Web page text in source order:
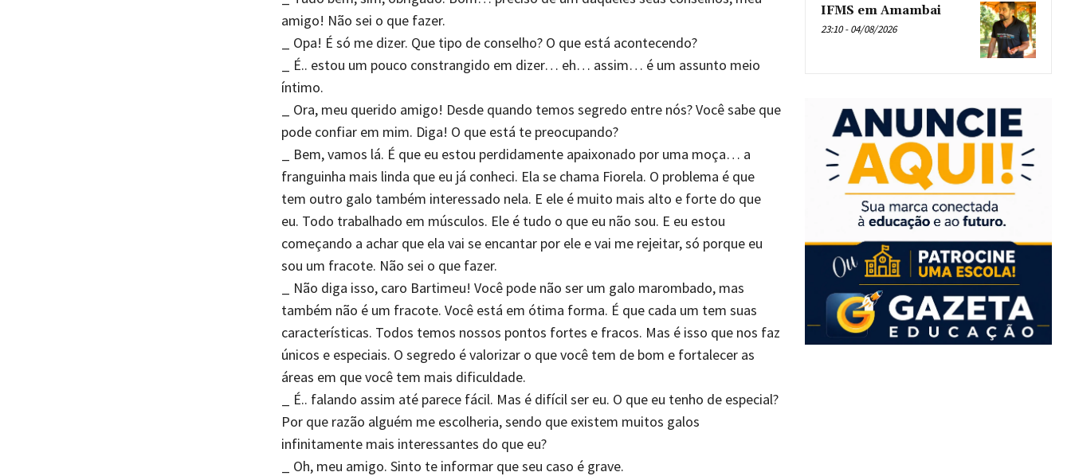
amigo! Não sei o que fazer.
_ Opa! É só me dizer. Que tipo de conselho? O que está acontecendo?
_ É.. estou um pouco constrangido em dizer… eh… assim… é um assunto meio
íntimo.
_ Ora, meu querido amigo! Desde quando temos segredo entre nós? Você sabe que
pode confiar em mim. Diga! O que está te preocupando?
_ Bem, vamos lá. É que eu estou perdidamente apaixonado por uma moça… a
franguinha mais linda que eu já conheci. Ela se chama Fiorela. O problema é que
tem outro galo também interessado nela. E ele é muito mais alto e forte do que
eu. Todo trabalhado em músculos. Ele é tudo o que eu não sou. E eu estou
começando a achar que ela vai se encantar por ele e vai me rejeitar, só porque eu
sou um fracote. Não sei o que fazer.
_ Não diga isso, caro Bartimeu! Você pode não ser um galo marombado, mas
também não é um fracote. Você está em ótima forma. É que cada um tem suas
características. Todos temos nossos pontos fortes e fracos. Mas é isso que nos faz
únicos e especiais. O segredo é valorizar o que você tem de bom e fortalecer as
áreas em que você tem mais dificuldade.
_ É.. falando assim até parece fácil. Mas é difícil ser eu. O que eu tenho de especial?
Por que razão alguém me escolheria, sendo que existem muitos galos
infinitamente mais interessantes do que eu?
_ Oh, meu amigo. Sinto te informar que seu caso é grave.
IFMS em Amambai
23:10 - 04/08/2026